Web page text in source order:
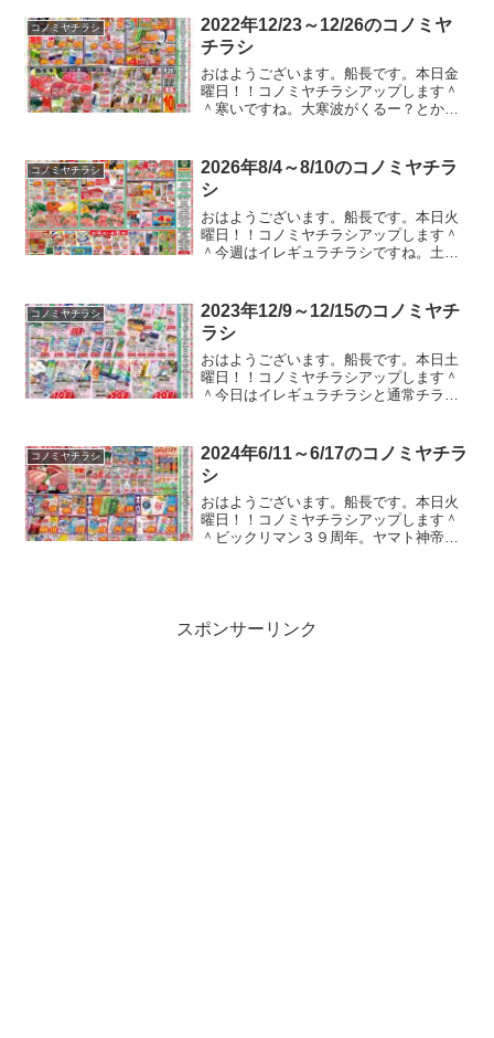
ビックリしたんですよね。さらに電車が
ホームに入ってきたら、最...
コノミヤチラシ
2022年12/23～12/26のコノミヤ
チラシ
おはようございます。船長です。本日金
曜日！！コノミヤチラシアップします＾
＾寒いですね。大寒波がくるー？とかっ
キーに行く予定なんですが、たどり着け
るのか不安です。。。ガス...
コノミヤチラシ
2026年8/4～8/10のコノミヤチラ
シ
おはようございます。船長です。本日火
曜日！！コノミヤチラシアップします＾
＾今週はイレギュラチラシですね。土用
なのですが、モーターからとんでもない
異音が聞こえてきます。こ...
コノミヤチラシ
2023年12/9～12/15のコノミヤチ
ラシ
おはようございます。船長です。本日土
曜日！！コノミヤチラシアップします＾
＾今日はイレギュラチラシと通常チラシ
になってました。ガストやバーミヤンの
クーポンのチラシが入って...
コノミヤチラシ
2024年6/11～6/17のコノミヤチラ
シ
おはようございます。船長です。本日火
曜日！！コノミヤチラシアップします＾
＾ビックリマン３９周年。ヤマト神帝が
スポンサーリンク